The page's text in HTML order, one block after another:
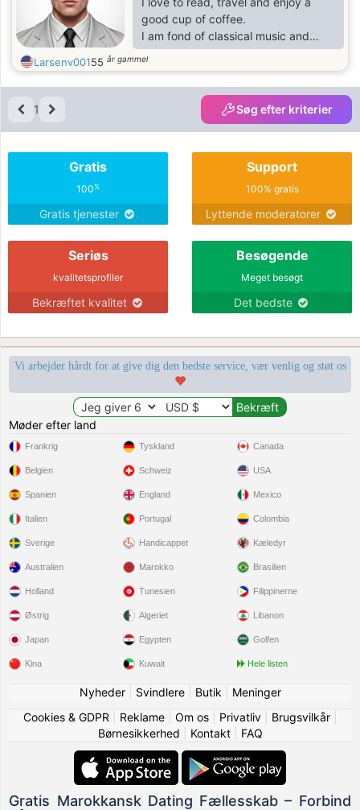
good cup of coffee.
I am fond of classical music and
learn playing the piano.
Larsenv00155 år gammel
1 Søg efter kriterier
Gratis
100%
Gratis tjenester
Support
100% gratis
Lyttende moderatorer
Seriøs
kvalitetsprofiler
Bekræftet kvalitet
Besøgende
Meget besøgt
Det bedste
Vi arbejder hårdt for at give dig den bedste service, vær venlig og støt os
Møder efter land
Frankrig
Belgien
Spanien
Italien
Sverige
Tyskland
Schweiz
England
Portugal
Handicappet
Canada
USA
Mexico
Colombia
Kæledyr
Australien
Holland
Østrig
Japan
Kina
Marokko
Tunesien
Algeriet
Egypten
Kuwait
Brasilien
Filippinerne
Libanon
Golfen
Hele listen
Nyheder| Svindlere| Butik
Meninger
Cookies & GDPR
Reklame| Om os| Privatliv| Brugsvilkår|
Børnesikkerhed
Kontakt| FAQ
Gratis Marokkansk Dating Fællesskab – Forbind